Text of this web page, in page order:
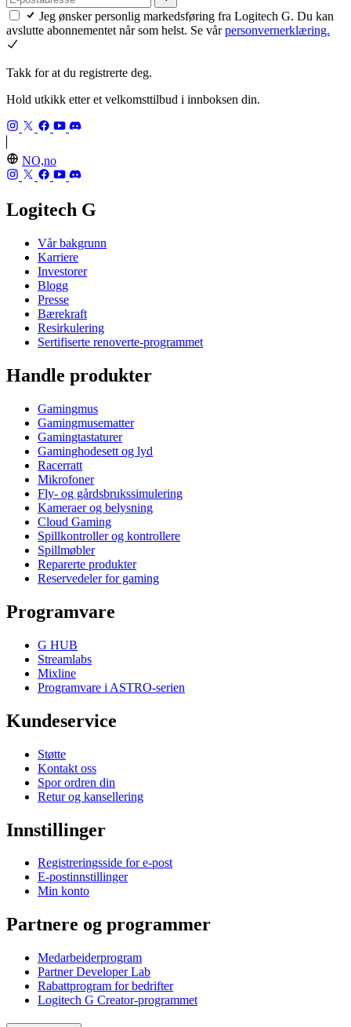
Jeg ønsker personlig markedsføring fra Logitech G. Du kan
avslutte abonnementet når som helst. Se vårpersonvernerklæring.
Takk for at du registrerte deg.
Hold utkikk etter et velkomsttilbud i innboksen din.
NO,no
Logitech G
Vår bakgrunn
Karriere
Investorer
Blogg
Presse
Bærekraft
Resirkulering
Sertifiserte renoverte-programmet
Handle produkter
Gamingmus
Gamingmusematter
Gamingtastaturer
Gaminghodesett og lyd
Racerratt
Mikrofoner
Fly- og gårdsbrukssimulering
Kameraer og belysning
Cloud Gaming
Spillkontroller og kontrollere
Spillmøbler
Reparerte produkter
Reservedeler for gaming
Programvare
G HUB
Streamlabs
Mixline
Programvare i ASTRO-serien
Kundeservice
Støtte
Kontakt oss
Spor ordren din
Retur og kansellering
Innstillinger
Registreringsside for e-post
E-postinnstillinger
Min konto
Partnere og programmer
Medarbeiderprogram
Partner Developer Lab
Rabattprogram for bedrifter
Logitech G Creator-programmet